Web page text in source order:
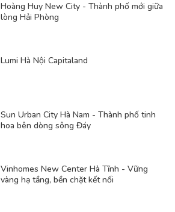
Hoàng Huy New City - Thành phố mới giữa
lòng Hải Phòng
Lumi Hà Nội Capitaland
Sun Urban City Hà Nam - Thành phố tinh
hoa bên dòng sông Đáy
Vinhomes New Center Hà Tĩnh - Vững
vàng hạ tầng, bền chặt kết nối